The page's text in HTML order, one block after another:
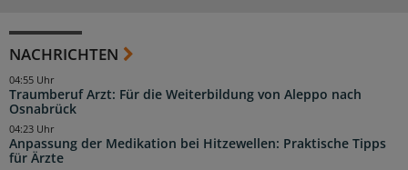
NACHRICHTEN
Traumberuf Arzt: Für die Weiterbildung von Aleppo nach
Osnabrück
04:55 Uhr
Anpassung der Medikation bei Hitzewellen: Praktische Tipps
für Ärzte
04:23 Uhr